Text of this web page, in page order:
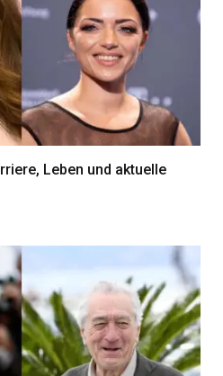
Leben und aktuelle